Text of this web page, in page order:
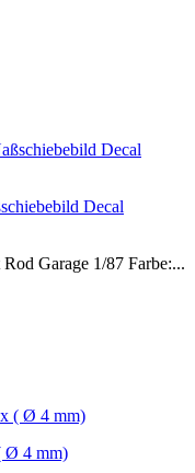
Decal
Garage 1/87 Farbe:...
Ø 4 mm)